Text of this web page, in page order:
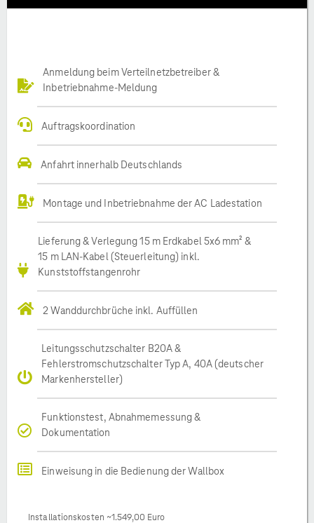
Anmeldung beim Verteilnetzbetreiber &
Inbetriebnahme-Meldung
Auftragskoordination
Anfahrt innerhalb Deutschlands
Montage und Inbetriebnahme der AC Ladestation
Lieferung & Verlegung 15 m Erdkabel 5x6 mm² &
15 m LAN-Kabel (Steuerleitung) inkl.
Kunststoffstangenrohr
2 Wanddurchbrüche inkl. Auffüllen
Leitungsschutzschalter B20A &
Fehlerstromschutzschalter Typ A, 40A (deutscher
Markenhersteller)
Funktionstest, Abnahmemessung &
Dokumentation
Einweisung in die Bedienung der Wallbox
Installationskosten ~1.549,00 Euro